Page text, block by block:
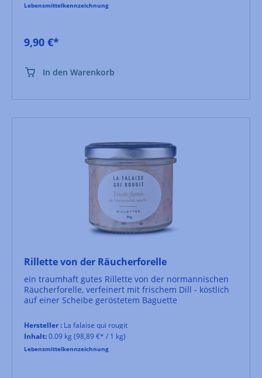
Lebensmittelkennzeichnung
9,90 €*
In den Warenkorb
Rillette von der Räucherforelle
ein traumhaft gutes Rillette von der normannischen
Räucherforelle, verfeinert mit frischem Dill - köstlich
auf einer Scheibe geröstetem Baguette
Hersteller : La falaise qui rougit
Inhalt:0.09 kg (98,89 €* / 1 kg)
Lebensmittelkennzeichnung